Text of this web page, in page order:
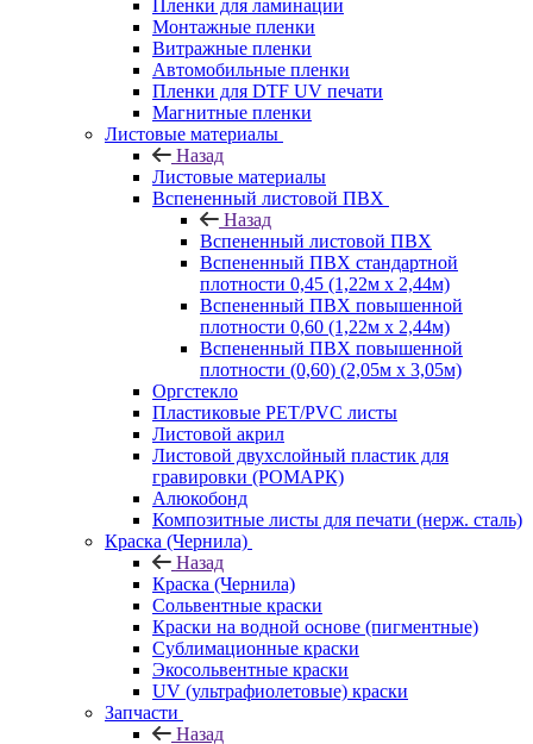
Пленки для ламинации
Монтажные пленки
Витражные пленки
Автомобильные пленки
Пленки для DTF UV печати
Магнитные пленки
Листовые материалы
Назад
Листовые материалы
Вспененный листовой ПВХ
Назад
Вспененный листовой ПВХ
Вспененный ПВХ стандартной
плотности 0,45 (1,22м х 2,44м)
Вспененный ПВХ повышенной
плотности 0,60 (1,22м х 2,44м)
Вспененный ПВХ повышенной
плотности (0,60) (2,05м х 3,05м)
Оргстекло
Пластиковые PET/PVC листы
Листовой акрил
Листовой двухслойный пластик для
гравировки (РОМАРК)
Алюкобонд
Композитные листы для печати (нерж. сталь)
Краска (Чернила)
Назад
Краска (Чернила)
Сольвентные краски
Краски на водной основе (пигментные)
Сублимационные краски
Экосольвентные краски
UV (ультрафиолетовые) краски
Запчасти
Назад